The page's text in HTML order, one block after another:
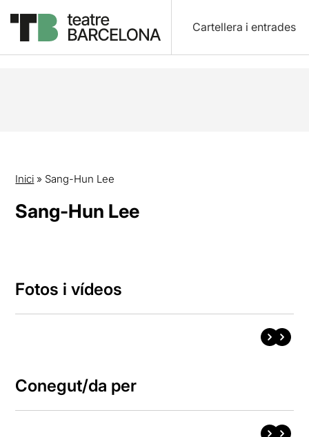
Cartellera i entrades
Inici » Sang-Hun Lee
Sang-Hun Lee
Fotos i vídeos
Conegut/da per